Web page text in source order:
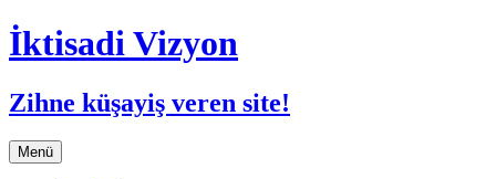
İktisadi Vizyon
Zihne küşayiş veren site!
Menü İçeriğe
atla